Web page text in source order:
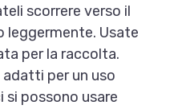
scorrere verso il
leggermente. Usate
per la raccolta.
adatti per un uso
si possono usare